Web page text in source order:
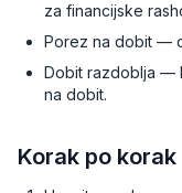
za financijske
Porez na dobit —
Dobit razdoblja —
na dobit.
Korak po korak